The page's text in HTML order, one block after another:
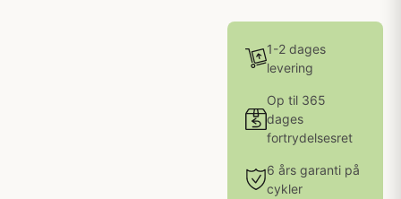
1-2 dages
levering
Op til 365
dages
fortrydelsesret
6 års garanti på
cykler